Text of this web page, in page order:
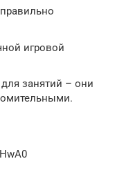
игровой
занятий – они